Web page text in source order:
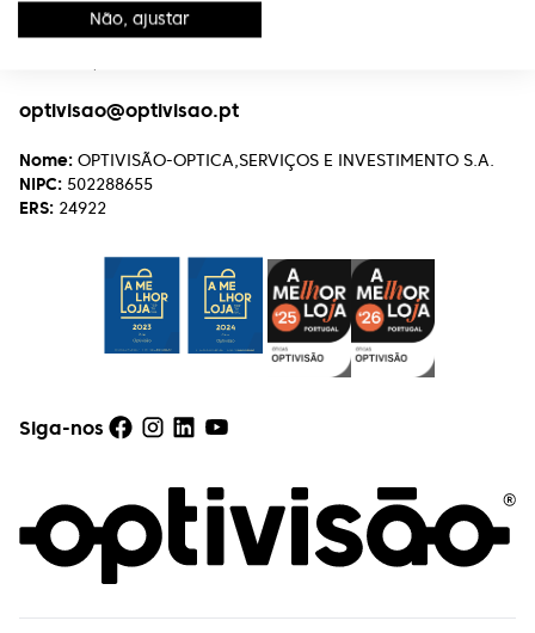
(+351) 219 898 400
optivisao@optivisao.pt
Nome: OPTIVISÃO-OPTICA,SERVIÇOS E INVESTIMENTO S.A.
NIPC: 502288655
ERS: 24922
Siga-nos
Não, ajustar